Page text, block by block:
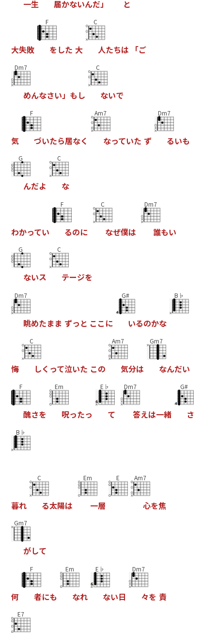
一生 届かないんだ」 と
大失敗
F
をした 大
C
人たちは 「ご
Dm7
めんなさい 」 もし
C
ないで
気
F
づいたら居なく
Am7
なっていた ず
Dm7
るいも
G
んだよ
C
な
わかってい
F
るのに
C
なぜ僕は
Dm7
誰もい
G
ないス
C
テージを
Dm7
眺めたまま ずっ と こ こ に
G#
いるのかな
B♭
悔
C
しく って泣いた この
Am7
気分は
Gm7
なんだい
F
醜さを
Em
呪ったっ
E♭
て
Dm7
答えは一緒
G#
さ
B♭
暮れ
C
る太陽は
Em
一層
E Am7
心を焦
Gm7
がして
何
F
者にも
Em
なれ
E♭
ない日
Dm7
々を 責
E7